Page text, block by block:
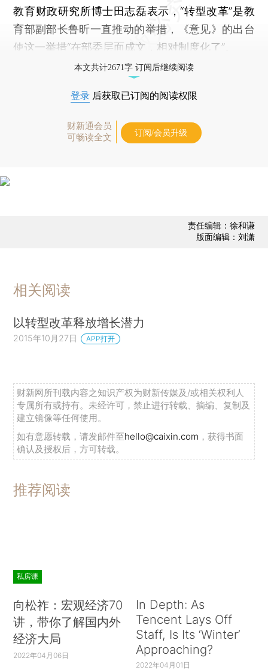
教育财政研究所博士田志磊表示，“转型改革”是教
育部副部长鲁昕一直推动的举措，《意见》的出台
使这一举措“在部委层面成文，相对制度化了”。
本文共计2671字 订阅后继续阅读
登录 后获取已订阅的阅读权限
财新通会员
可畅读全文
订阅/会员升级
责任编辑：徐和谦
版面编辑：刘潇
相关阅读
以转型改革释放增长潜力
2015年10月27日 APP打开
财新网所刊载内容之知识产权为财新传媒及/或相关权利人
专属所有或持有。未经许可，禁止进行转载、摘编、复制及
建立镜像等任何使用。
如有意愿转载，请发邮件至hello@caixin.com ，获得书面
确认及授权后，方可转载。
推荐阅读
私房课
向松祚：宏观经济70
讲，带你了解国内外
经济大局
2022年04月06日
In Depth: As
Tencent Lays Off
Staff, Is Its ‘Winter’
Approaching?
2022年04月01日